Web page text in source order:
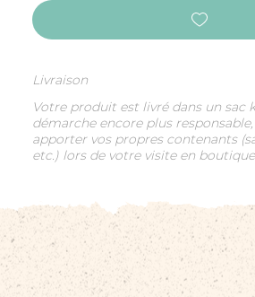
Livraison
Votre produit est livré dans un sac
démarche encore plus responsable,
apporter vos propres contenants
etc.) lors de votre visite en